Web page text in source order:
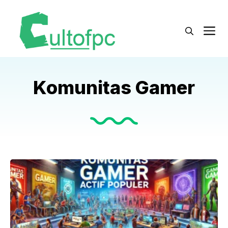
Komunitas Gamer